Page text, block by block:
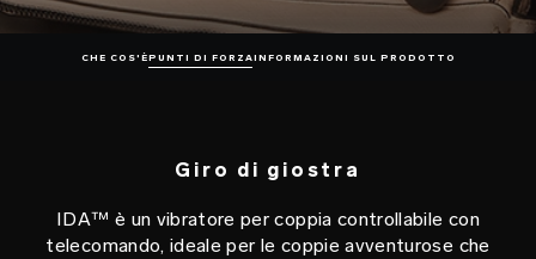
CHE COS'ÈPUNTI DI FORZAINFORMAZIONI SUL PRODOTTO
Giro di giostra
IDA™ è un vibratore per coppia controllabile con
telecomando, ideale per le coppie avventurose che